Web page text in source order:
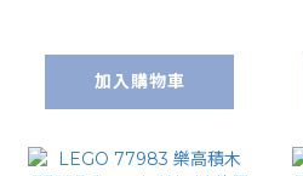
加入購物車